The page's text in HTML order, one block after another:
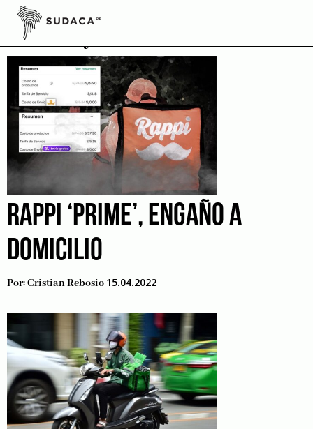
Skip
contentdelivery
RAPPI ‘PRIME’, ENGAÑO A
DOMICILIO
Por:Cristian Rebosio 15.04.2022